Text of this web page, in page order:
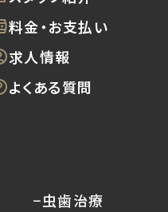
料金・お支払い
求人情報
よくある質問
−虫歯治療